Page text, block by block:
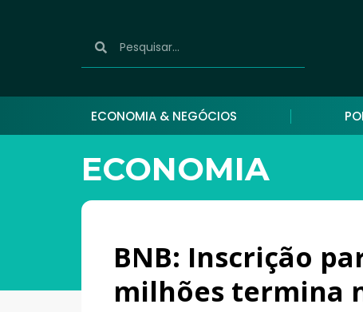
ECONOMIA & NEGÓCIOS
ECONOMIA
BNB: Inscrição
milhões termina